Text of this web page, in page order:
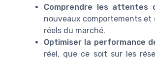
Comprendre les attentes
nouveaux comportements et
réels du marché.
Optimiser la performance
réel, que ce soit sur les